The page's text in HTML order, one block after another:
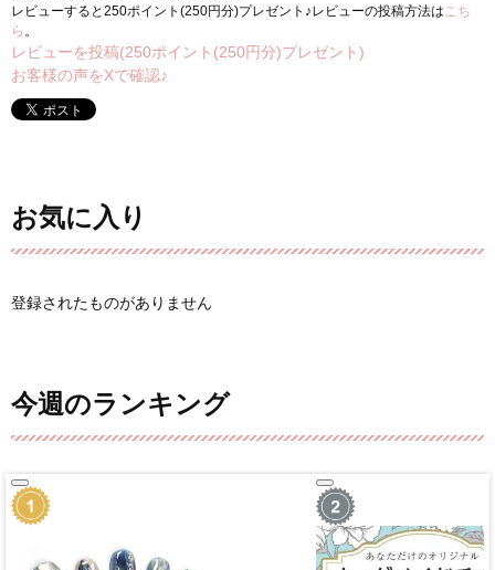
レビューすると250ポイント(250円分)プレゼント♪レビューの投稿方法は こち
ら 。
レビューを投稿(250ポイント(250円分)プレゼント)
お客様の声をXで確認♪
お気に入り
登録されたものがありません
今週のランキング